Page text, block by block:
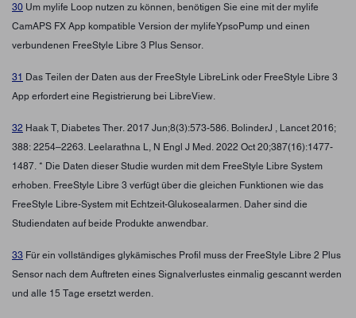
30 Um mylife Loop nutzen zu können, benötigen Sie eine mit der mylife
CamAPS FX App kompatible Version der mylifeYpsoPump und einen
verbundenen FreeStyle Libre 3 Plus Sensor.
31 Das Teilen der Daten aus der FreeStyle LibreLink oder FreeStyle Libre 3
App erfordert eine Registrierung bei LibreView.
32 Haak T, Diabetes Ther. 2017 Jun;8(3):573-586. BolinderJ , Lancet 2016;
388: 2254–2263. Leelarathna L, N Engl J Med. 2022 Oct 20;387(16):1477-
1487. * Die Daten dieser Studie wurden mit dem FreeStyle Libre System
erhoben. FreeStyle Libre 3 verfügt über die gleichen Funktionen wie das
FreeStyle Libre-System mit Echtzeit-Glukosealarmen. Daher sind die
Studiendaten auf beide Produkte anwendbar.
33 Für ein vollständiges glykämisches Profil muss der FreeStyle Libre 2 Plus
Sensor nach dem Auftreten eines Signalverlustes einmalig gescannt werden
und alle 15 Tage ersetzt werden.